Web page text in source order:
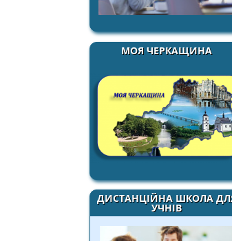
МОЯ ЧЕРКАЩИНА
ДИСТАНЦІЙНА ШКОЛА
УЧНІВ